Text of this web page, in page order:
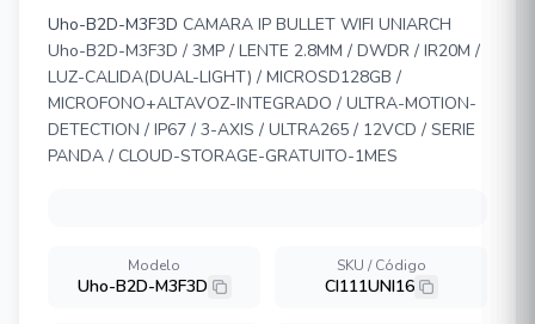
Uho-B2D-M3F3D CAMARA IP BULLET WIFI UNIARCH
Uho-B2D-M3F3D / 3MP / LENTE 2.8MM / DWDR / IR20M /
LUZ-CALIDA(DUAL-LIGHT) / MICROSD128GB /
MICROFONO+ALTAVOZ-INTEGRADO / ULTRA-MOTION-
DETECTION / IP67 / 3-AXIS / ULTRA265 / 12VCD / SERIE
PANDA / CLOUD-STORAGE-GRATUITO-1MES
Modelo
Uho-B2D-M3F3D
SKU / Código
CI111UNI16